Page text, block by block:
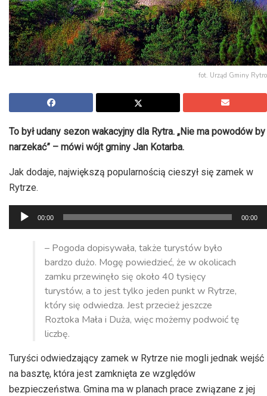
fot. Urząd Gminy Rytro
To był udany sezon wakacyjny dla Rytra. „Nie ma powodów by
narzekać” – mówi wójt gminy Jan Kotarba.
Jak dodaje, największą popularnością cieszył się zamek w
Rytrze.
Odtwarzacz
plików
dźwiękowych
00:00 00:00
– Pogoda dopisywała, także turystów było
bardzo dużo. Mogę powiedzieć, że w okolicach
zamku przewinęło się około 40 tysięcy
turystów, a to jest tylko jeden punkt w Rytrze,
który się odwiedza. Jest przecież jeszcze
Roztoka Mała i Duża, więc możemy podwoić tę
liczbę.
Turyści odwiedzający zamek w Rytrze nie mogli jednak wejść
na basztę, która jest zamknięta ze względów
bezpieczeństwa. Gmina ma w planach prace związane z jej